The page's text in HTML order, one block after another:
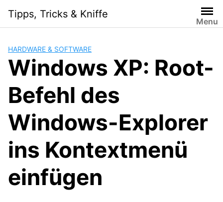
content
Tipps, Tricks & Kniffe
Menu
HARDWARE & SOFTWARE
Windows XP: Root-
Befehl des
Windows-Explorer
ins Kontextmenü
einfügen